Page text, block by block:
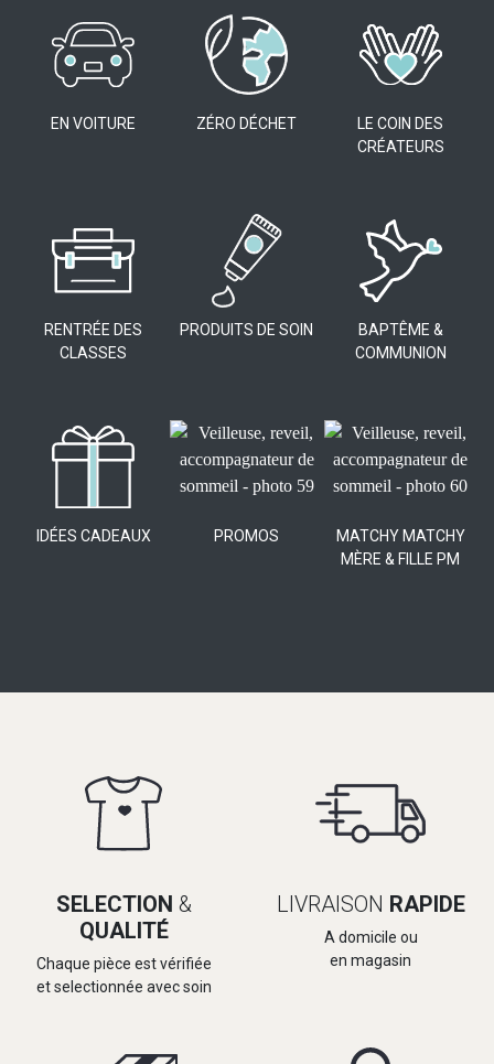
EN VOITURE ZÉRO DÉCHET
LE COIN DES
CRÉATEURS
RENTRÉE DES
CLASSES
PRODUITS DE SOIN
BAPTÊME &
COMMUNION
IDÉES CADEAUX PROMOS
MATCHY MATCHY
MÈRE & FILLE PM
SELECTION &
QUALITÉ
Chaque pièce est vérifiée
et selectionnée avec soin
LIVRAISON RAPIDE
A domicile ou
en magasin